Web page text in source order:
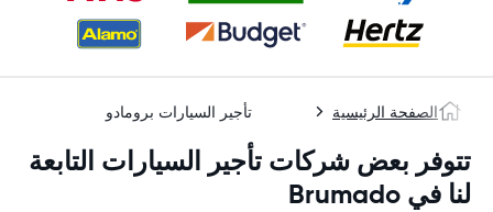
الصفحة الرئيسية تأجير السيارات برومادو
تتوفر بعض شركات تأجير السيارات التابعة
لنا في Brumado